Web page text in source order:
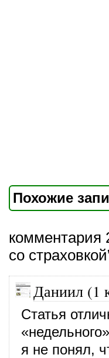
Похожие
комментария
со
Даниил (1
Статья
я не понял,